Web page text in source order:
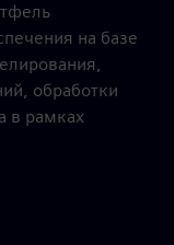
на базе
обработки
в рамках